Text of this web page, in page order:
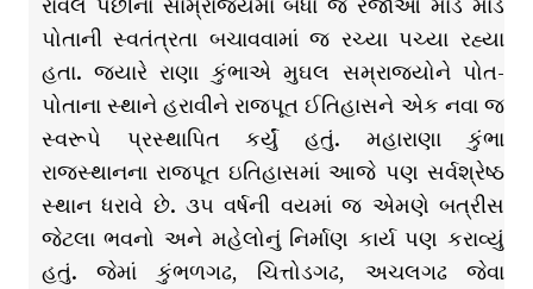
પોતાની સ્વતંત્રતા બચાવવામાં જ રચ્યા પચ્યા રહ્યા
હતા. જ્યારે રાણા કુંભાએ મુઘલ સમ્રાજ્યોને પોત-
પોતાના સ્થાને હરાવીને રાજપૂત ઈતિહાસને એક નવા જ
સ્વરૂપે પ્રસ્થાપિત કર્યું હતું. મહારાણા કુંભા
રાજસ્થાનના રાજપૂત ઇતિહાસમાં આજે પણ સર્વશ્રેષ્ઠ
સ્થાન ધરાવે છે. ૩૫ વર્ષની વયમાં જ એમણે બત્રીસ
જેટલા ભવનો અને મહેલોનું નિર્માણ કાર્ય પણ કરાવ્યું
હતું. જેમાં કુંભળગઢ, ચિત્તોડગઢ, અચલગઢ જેવા